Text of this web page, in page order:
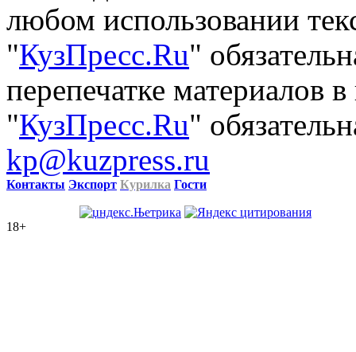
любом использовании
"КузПресс.Ru"
перепечатке материалов
"КузПресс.Ru"
kp@kuzpress.ru
Контакты Экспорт Курилка Гости
18+